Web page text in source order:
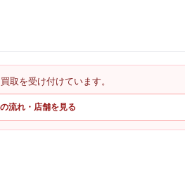
取を受け付けています。
流れ・店舗を見る